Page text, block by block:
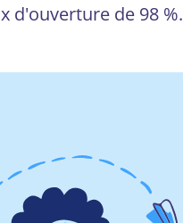
d'ouverture de 98 %.